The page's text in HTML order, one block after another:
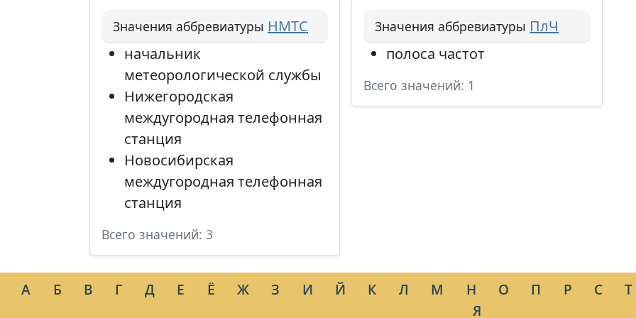
Значения аббревиатуры НМТС
начальник
метеорологической службы
Нижегородская
междугородная телефонная
станция
Новосибирская
междугородная телефонная
станция
Всего значений: 3
Значения аббревиатуры ПлЧ
полоса частот
Всего значений: 1
А Б В Г Д Е Ё Ж З И Й К Л М Н О П Р С Т
Я